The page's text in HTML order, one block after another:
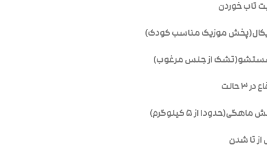
تاب خوردن
موزیک مناسب کودک)
شستشو(تشک از جنس مرغوب)
حالت
از ۵ کیلوگرم)
تا شدن